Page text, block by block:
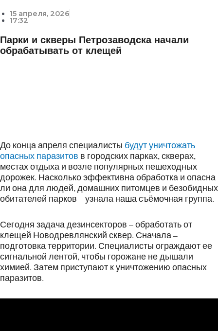
15 апреля, 2026
17:32
Парки и скверы Петрозаводска начали
обрабатывать от клещей
До конца апреля специалисты будут уничтожать
опасных паразитов в городских парках, скверах,
местах отдыха и возле популярных пешеходных
дорожек. Насколько эффективна обработка и опасна
ли она для людей, домашних питомцев и безобидных
обитателей парков – узнала наша съёмочная группа.
Сегодня задача дезинсекторов – обработать от
клещей Новодревлянский сквер. Сначала –
подготовка территории. Специалисты ограждают ее
сигнальной лентой, чтобы горожане не дышали
химией. Затем приступают к уничтожению опасных
паразитов.